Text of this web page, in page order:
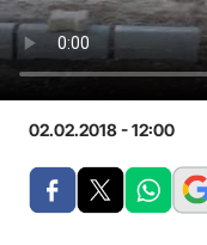
02.02.2018 - 12:00